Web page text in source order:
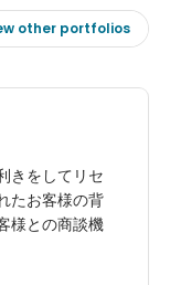
other portfolios
きをしてリセ
たお客様の背
様との商談機